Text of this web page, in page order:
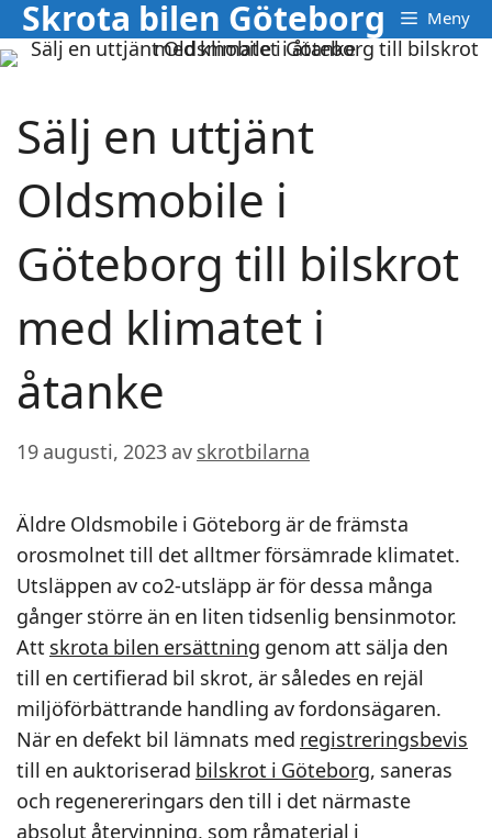
Hoppa
till
Skrota bilen Göteborg Meny
Sälj en uttjänt
Oldsmobile i
Göteborg till bilskrot
med klimatet i
åtanke
19 augusti, 2023 av skrotbilarna
Äldre Oldsmobile i Göteborg är de främsta
orosmolnet till det alltmer försämrade klimatet.
Utsläppen av co2-utsläpp är för dessa många
gånger större än en liten tidsenlig bensinmotor.
Att skrota bilen ersättning genom att sälja den
till en certifierad bil skrot, är således en rejäl
miljöförbättrande handling av fordonsägaren.
När en defekt bil lämnats med registreringsbevis
till en auktoriserad bilskrot i Göteborg, saneras
och regenereringars den till i det närmaste
absolut återvinning, som råmaterial i